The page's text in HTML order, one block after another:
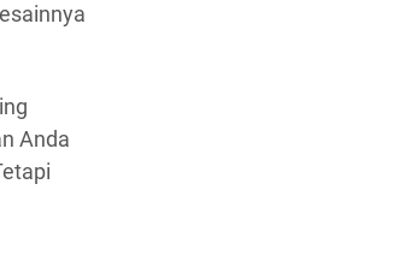
Anda